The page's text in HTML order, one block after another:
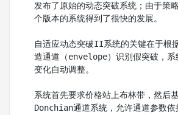
发布了原始的动态突破系统；由于策
个版本的系统得到了很快的发展。
自适应动态突破II系统的关键在于根
造通道（envelope）识别假突破，系
变化自动调整。
系统首先要求价格站上布林带，然后
Donchian通道系统，允许通道参数依